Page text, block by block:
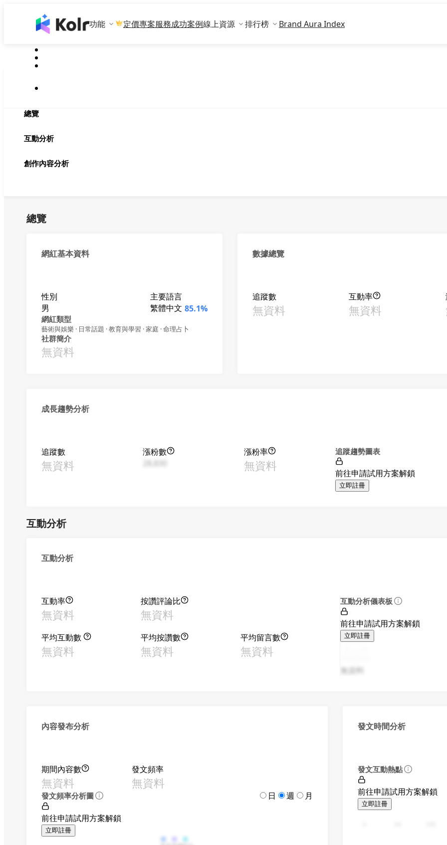
功能 定價專案服務成功案例線上資源 排行榜 Brand Aura Index
總覽
互動分析
創作內容分析
總覽
網紅基本資料
性別
男
主要語言
繁體中文 85.1%
網紅類型
藝術與娛樂 · 日常話題 · 教育與學習 · 家庭 · 命理占卜
社群簡介
無資料
數據總覽
追蹤數
無資料
互動率
無資料
成長趨勢分析
追蹤數
無資料
漲粉數
漲粉率
無資料
追蹤趨勢圖表
前往申請試用方案解鎖
立即註冊
互動分析
互動分析
互動率
無資料
按讚評論比
無資料
平均互動數
無資料
平均按讚數
無資料
平均留言數
無資料
互動分析儀表板
前往申請試用方案解鎖
立即註冊
無資料
內容發布分析
期間內容數
無資料
發文頻率
無資料
發文頻率分析圖 日 週 月
前往申請試用方案解鎖
立即註冊
發文時間分析
發文互動熱點
前往申請試用方案解鎖
立即註冊